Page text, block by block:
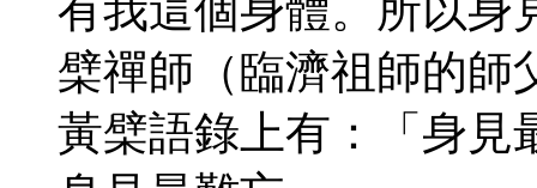
有我這個身體。所以身
檗禪師（臨濟祖師的師
黃檗語錄上有：「身見